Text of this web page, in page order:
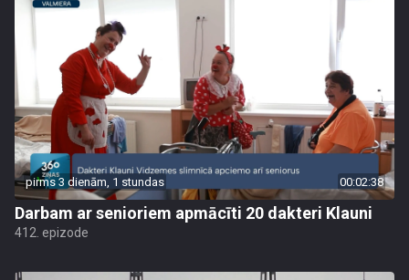
pirms 3 dienām, 1 stundas 00:02:38
Darbam ar senioriem apmācīti 20 dakteri Klauni
412. epizode